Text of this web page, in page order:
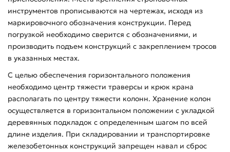
инструментов прописываются на чертежах, исходя из
маркировочного обозначения конструкции. Перед
погрузкой необходимо сверится с обозначениями, и
производить подъем конструкций с закреплением тросов
в указанных местах.
С целью обеспечения горизонтального положения
необходимо центр тяжести траверсы и крюк крана
располагать по центру тяжести колонн. Хранение колон
осуществляется в горизонтальном положении с укладкой
деревянных подкладок с определенным шагом по всей
длине изделия. При складировании и транспортировке
железобетонных конструкций запрещен навал и сброс